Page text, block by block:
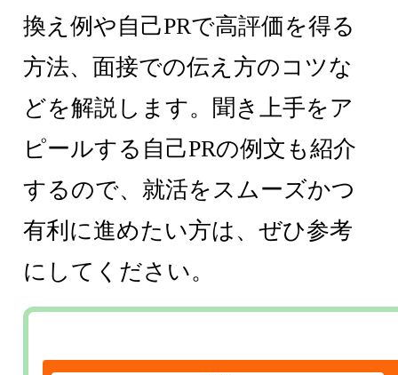
換え例や自己PRで高評価を得る
方法、面接での伝え方のコツな
どを解説します。聞き上手をア
ピールする自己PRの例文も紹介
するので、就活をスムーズかつ
有利に進めたい方は、ぜひ参考
にしてください。